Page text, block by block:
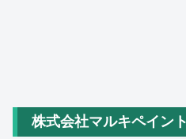
株式会社マルキペイント